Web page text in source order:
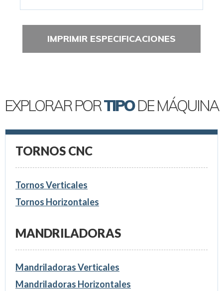
IMPRIMIR ESPECIFICACIONES
EXPLORAR PORTIPODE MÁQUINA
TORNOS CNC
Tornos Verticales
Tornos Horizontales
MANDRILADORAS
Mandriladoras Verticales
Mandriladoras Horizontales